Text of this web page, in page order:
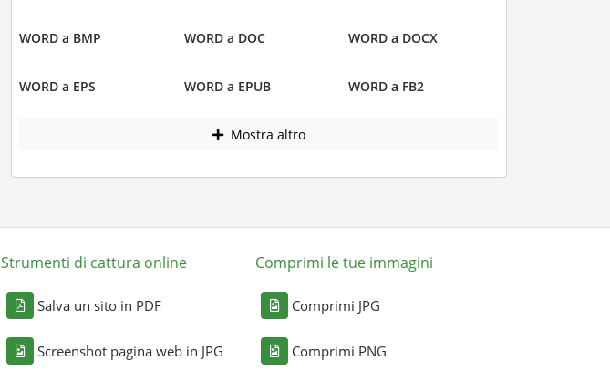
WORD a BMP WORD a DOC WORD a DOCX
WORD a EPS WORD a EPUB WORD a FB2
Mostra altro
Strumenti di cattura online
Salva un sito in PDF
Screenshot pagina web in JPG
Comprimi le tue immagini
Comprimi JPG
Comprimi PNG